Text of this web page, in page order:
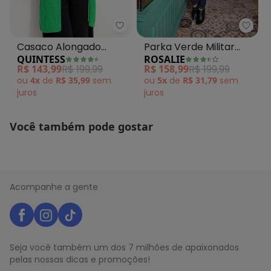
N/D*
julho/2026 N/D*
junho/2026 N/D*
maio/2026 R$ 118,96
abril/2026
março/2026 R$ 135,96
fevereiro/2026
Quintess - Casaco Alongado
Casaco Alongado
Verde com Bolsos
Frontais
QUINTESS
R$ 143,99R$ 199,99
ou 4x de R$ 35,99 sem
juros
Parka Verde Militar
com Bolsos
ROSALIE
R$ 158,99R$ 199,99
ou 5x de R$ 31,79 sem
juros
Você também pode gostar
Acompanhe a gente
Seja você também um dos 7 milhões de apaixonados
pelas nossas dicas e promoções!